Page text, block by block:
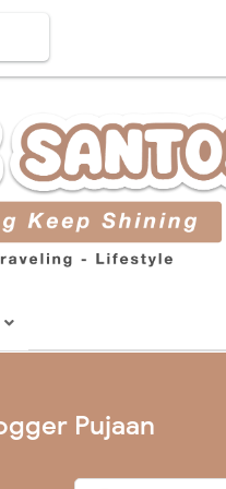
Pujaan